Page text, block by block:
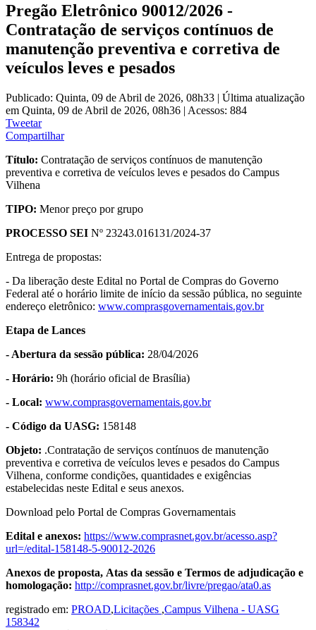
Pregão Eletrônico 90012/2026 -
Contratação de serviços contínuos de
manutenção preventiva e corretiva de
veículos leves e pesados
Publicado: Quinta, 09 de Abril de 2026, 08h33 | Última atualização
em Quinta, 09 de Abril de 2026, 08h36 | Acessos: 884
Tweetar
Compartilhar
Título: Contratação de serviços contínuos de manutenção
preventiva e corretiva de veículos leves e pesados do Campus
Vilhena
TIPO: Menor preço por grupo
PROCESSO SEI Nº 23243.016131/2024-37
Entrega de propostas:
- Da liberação deste Edital no Portal de Compras do Governo
Federal até o horário limite de início da sessão pública, no seguinte
endereço eletrônico: www.comprasgovernamentais.gov.br
Etapa de Lances
- Abertura da sessão pública: 28/04/2026
- Horário: 9h (horário oficial de Brasília)
- Local: www.comprasgovernamentais.gov.br
- Código da UASG: 158148
Objeto: .Contratação de serviços contínuos de manutenção
preventiva e corretiva de veículos leves e pesados do Campus
Vilhena conforme condições, quantidades e exigências
estabelecidas neste Edital e seus anexos.
Download pelo Portal de Compras Governamentais
Edital e anexos: https://www.comprasnet.gov.br/acesso.asp?
url=/edital-158148-5-90012-2026
Anexos de proposta, Atas da sessão e Termos de adjudicação e
homologação: http://comprasnet.gov.br/livre/pregao/ata0.as
registrado em: PROAD,Licitações ,Campus Vilhena - UASG
158342